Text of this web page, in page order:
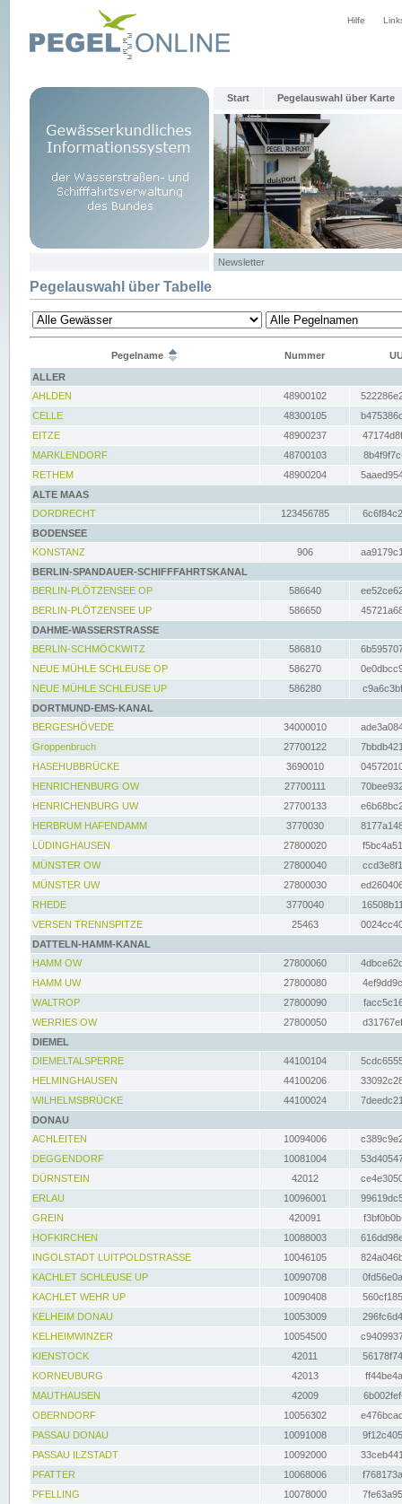
Hilfe
Start Pegelauswahl über Karte
Newsletter
Pegelauswahl über Tabelle
Pegelname Nummer
ALLER
AHLDEN
48900102
CELLE
48300105
EITZE
48900237
MARKLENDORF
48700103
RETHEM
48900204
ALTE MAAS
DORDRECHT
123456785
BODENSEE
KONSTANZ
906
BERLIN-SPANDAUER-SCHIFFFAHRTSKANAL
BERLIN-PLÖTZENSEE OP
586640
BERLIN-PLÖTZENSEE UP
586650
DAHME-WASSERSTRASSE
BERLIN-SCHMÖCKWITZ
586810
NEUE MÜHLE SCHLEUSE OP
586270
NEUE MÜHLE SCHLEUSE UP
586280
DORTMUND-EMS-KANAL
BERGESHÖVEDE
34000010
Groppenbruch
27700122
HASEHUBBRÜCKE
3690010
HENRICHENBURG OW
27700111
HENRICHENBURG UW
27700133
HERBRUM HAFENDAMM
3770030
LÜDINGHAUSEN
27800020
MÜNSTER OW
27800040
MÜNSTER UW
27800030
RHEDE
3770040
VERSEN TRENNSPITZE
25463
DATTELN-HAMM-KANAL
HAMM OW
27800060
HAMM UW
27800080
WALTROP
27800090
WERRIES OW
27800050
DIEMEL
DIEMELTALSPERRE
44100104
HELMINGHAUSEN
44100206
WILHELMSBRÜCKE
44100024
DONAU
ACHLEITEN
10094006
DEGGENDORF
10081004
DÜRNSTEIN
42012
ERLAU
10096001
GREIN
420091
HOFKIRCHEN
10088003
INGOLSTADT LUITPOLDSTRASSE
10046105
KACHLET SCHLEUSE UP
10090708
KACHLET WEHR UP
10090408
KELHEIM DONAU
10053009
KELHEIMWINZER
10054500
KIENSTOCK
42011
KORNEUBURG
42013
MAUTHAUSEN
42009
OBERNDORF
10056302
PASSAU DONAU
10091008
PASSAU ILZSTADT
10092000
PFATTER
10068006
PFELLING
10078000